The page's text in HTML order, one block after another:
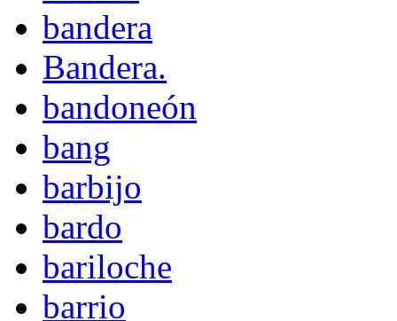
bandera
Bandera.
bandoneón
bang
barbijo
bardo
bariloche
barrio